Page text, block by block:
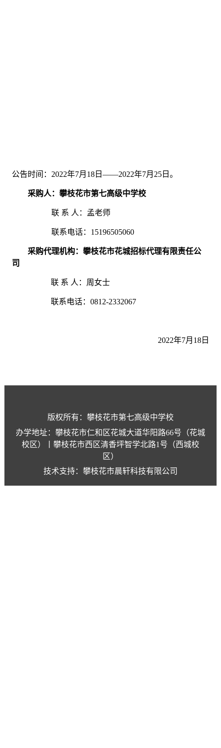
公告时间： 2022年7月 18日——2022年7月 25日。
采购人：攀枝花市第七高级中学校
联 系 人：孟老师
联系电话：15196505060
采购代理机构：攀枝花市花城招标代理有限责任公
司
联 系 人：周女士
联系电话：0812-2332067
2022年7月18日
版权所有：攀枝花市第七高级中学校
办学地址：攀枝花市仁和区花城大道华阳路66号（花城
校区）丨攀枝花市西区清香坪智学北路1号（西城校
区）
技术支持：攀枝花市晨轩科技有限公司